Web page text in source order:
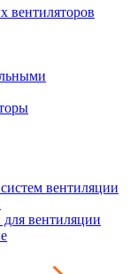
вентиляторов
вентиляции
вентиляции